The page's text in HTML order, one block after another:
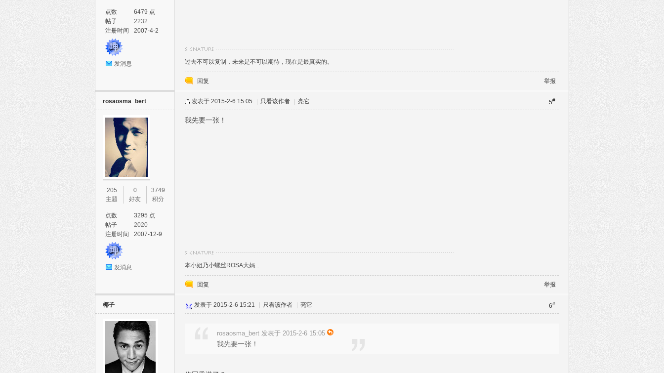
点数
6479 点
帖子
2232
注册时间
2007-4-2
发消息 过去不可以复制，未来是不可以期待，现在是最真实的。
回复 举报
rosaosma_bert
205
主题
0
好友
3749
积分
点数
3295 点
帖子
2020
注册时间
2007-12-9
发消息
5#
发表于 2015-2-6 15:05 只看该作者 亮它
我先要一张！
本小姐乃小螺丝ROSA大妈...
回复 举报
椰子 6#
发表于 2015-2-6 15:21 只看该作者 亮它
rosaosma_bert 发表于 2015-2-6 15:05
我先要一张！